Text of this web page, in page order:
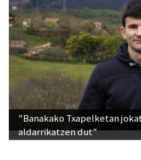
"Banakako Txapelketan
aldarrikatzen dut"